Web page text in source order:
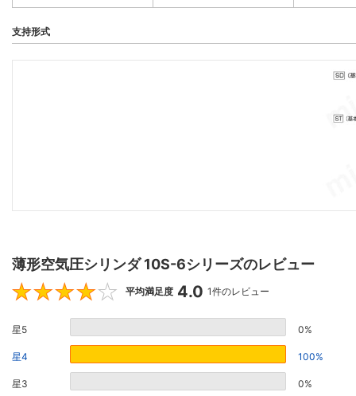
支持形式
薄形空気圧シリンダ 10S-6シリーズのレビュー
4
平均満足度 4.0 1件のレビュー
星5 0%
星4 100%
星3 0%